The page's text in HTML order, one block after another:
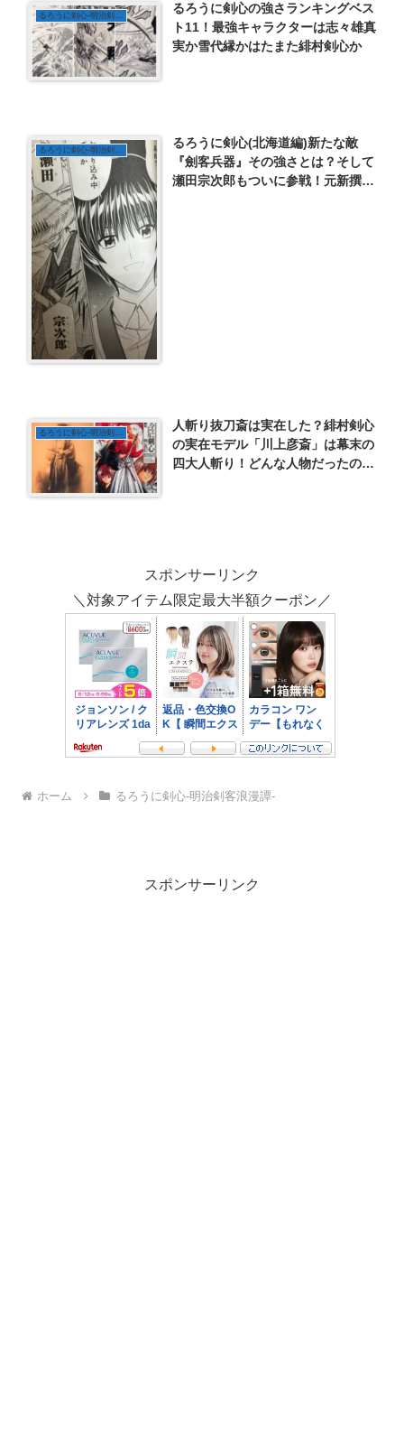
るろうに剣心-明治剣客浪漫譚-
るろうに剣心の強さランキングベス
ト11！最強キャラクターは志々雄真
実か雪代縁かはたまた緋村剣心か
るろうに剣心-明治剣客浪漫譚-
るろうに剣心(北海道編)新たな敵
『劍客兵器』その強さとは？そして
瀬田宗次郎もついに参戦！元新撰組
るろうに剣心-明治剣客浪漫譚-
人斬り抜刀斎は実在した？緋村剣心
の実在モデル「川上彦斎」は幕末の
四大人斬り！どんな人物だったの
スポンサーリンク
＼対象アイテム限定最大半額クーポン／
ホーム るろうに剣心-明治剣客浪漫譚-
スポンサーリンク